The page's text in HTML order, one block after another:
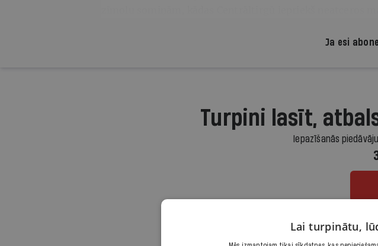
Ja esi
Turpini lasīt,
Iepazīšanās
Citas
Lai turpinātu,